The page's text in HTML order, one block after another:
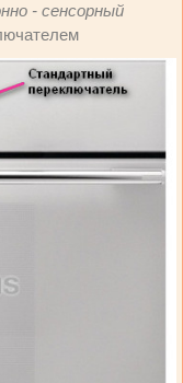
- сенсорный